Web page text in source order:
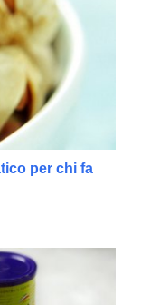
per chi fa